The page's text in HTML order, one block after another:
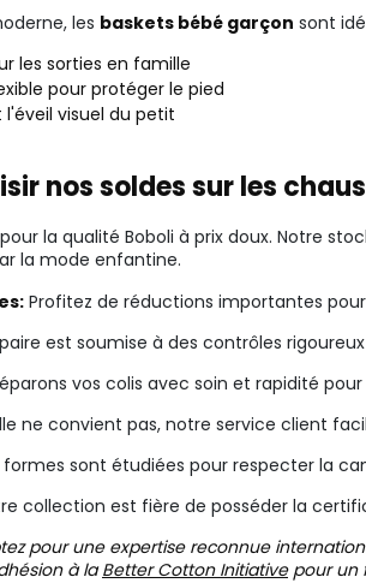
les baskets bébé garçon sont
les sorties en famille
pour protéger le pied
l'éveil visuel du petit
nos soldes sur les
la qualité Boboli à prix doux. Notre
la mode enfantine.
Profitez de réductions importantes
est soumise à des contrôles
vos colis avec soin et rapidité
ne convient pas, notre service client
formes sont étudiées pour respecter la
collection est fière de posséder la
pour une expertise reconnue
à laBetter Cotton Initiativepour un